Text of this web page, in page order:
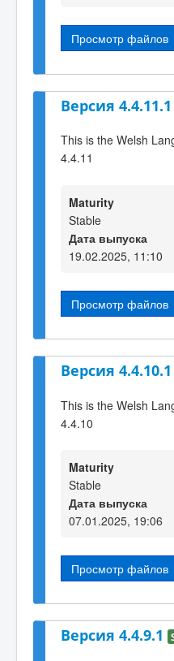
Просмотр файлов
Версия 4.4.11.1
This is the Welsh
4.4.11
Maturity
Stable
Дата выпуска
19.02.2025, 11:10
Просмотр файлов
Версия 4.4.10.1
This is the Welsh
4.4.10
Maturity
Stable
Дата выпуска
07.01.2025, 19:06
Просмотр файлов
Версия 4.4.9.1